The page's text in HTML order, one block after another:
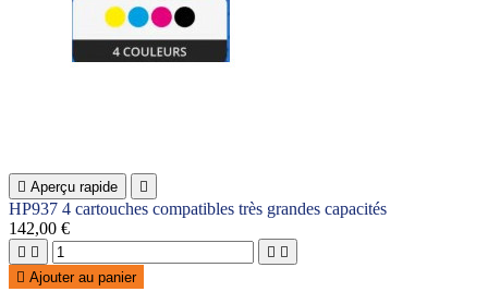
 Aperçu rapide 
HP937 4 cartouches compatibles très grandes capacités
142,00 €
   
 Ajouter au panier